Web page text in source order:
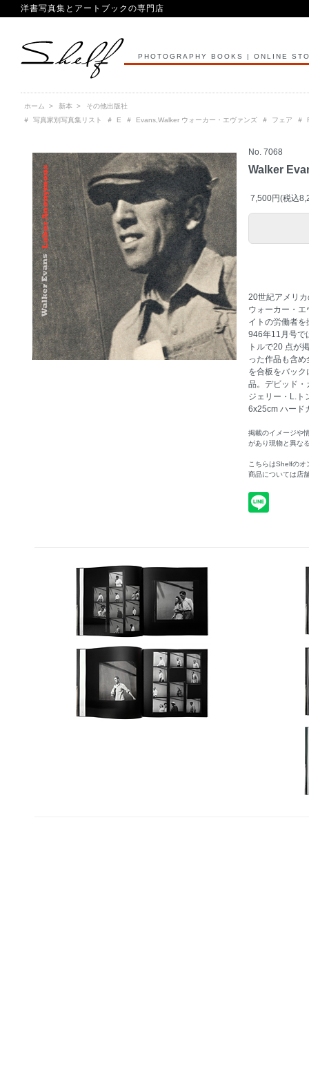
洋書写真集とアートブックの専門店
PHOTOGRAPHY BOOKS | ONLINE
ホーム > 新本 >
その他出版社
＃
写真家別写真集リスト ＃ E ＃ Evans,Walker ウォーカー・エヴァンズ＃ フェア ＃
No. 7068
Walker
7,500円(税込
20世紀アメリ
ウォーカー・
イトの労働者
946年11月号で
トルで20 点が
った作品も含
を合板をバッ
品。デビッド・
ジェリー・L.ト
6x25cm ハード
掲載のイメージや
があり現物と異な
こちらはShelfのオ
商品については店